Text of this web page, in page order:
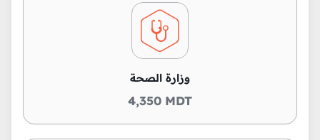
وزارة الصحة
4,350 MDT